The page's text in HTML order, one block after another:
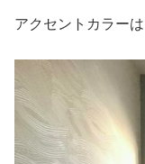
アクセントカラー